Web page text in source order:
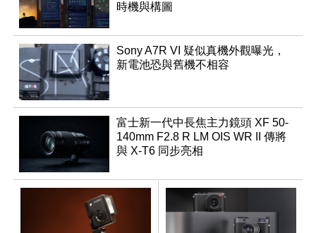
時機與構圖
Sony A7R VI 疑似真機外觀曝光，
新電池恐與舊機不相容
富士新一代中長焦主力鏡頭 XF 50-
140mm F2.8 R LM OIS WR II 傳將
與 X-T6 同步亮相